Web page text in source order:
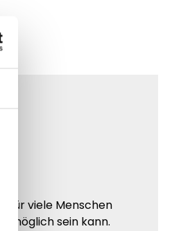
Für viele Menschen
möglich sein kann.